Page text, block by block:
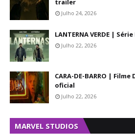
trailer
Julho 24, 2026
LANTERNA VERDE |
Julho 22, 2026
CARA-DE-BARRO |
oficial
Julho 22, 2026
MARVEL STUDIOS